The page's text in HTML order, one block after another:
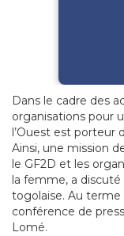
Dans le cadre des
organisations pour
l’Ouest est porteur
Ainsi, une mission
le GF2D et les
la femme, a
togolaise. Au
conférence de
Lomé.